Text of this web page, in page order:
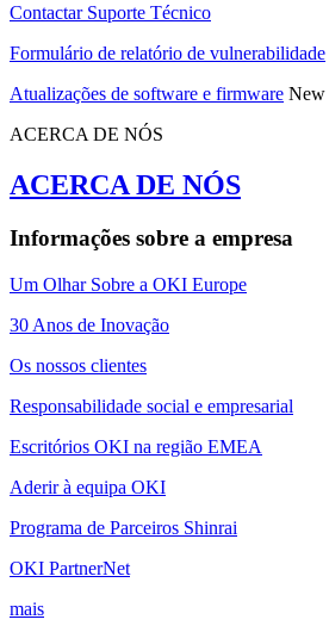
Contactar Suporte Técnico
Formulário de relatório de vulnerabilidade
Atualizações de software e firmware New
ACERCA DE NÓS
ACERCA DE NÓS
Informações sobre a empresa
Um Olhar Sobre a OKI Europe
30 Anos de Inovação
Os nossos clientes
Responsabilidade social e empresarial
Escritórios OKI na região EMEA
Aderir à equipa OKI
Programa de Parceiros Shinrai
OKI PartnerNet
mais